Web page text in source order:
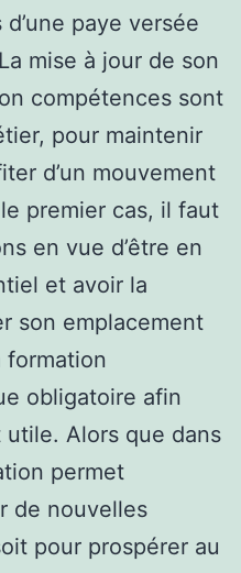
paye versée
mise à jour de son
compétences sont
pour maintenir
d’un mouvement
premier cas, il faut
en vue d’être en
et avoir la
son emplacement
formation
obligatoire afin
utile. Alors que dans
permet
de nouvelles
pour prospérer au